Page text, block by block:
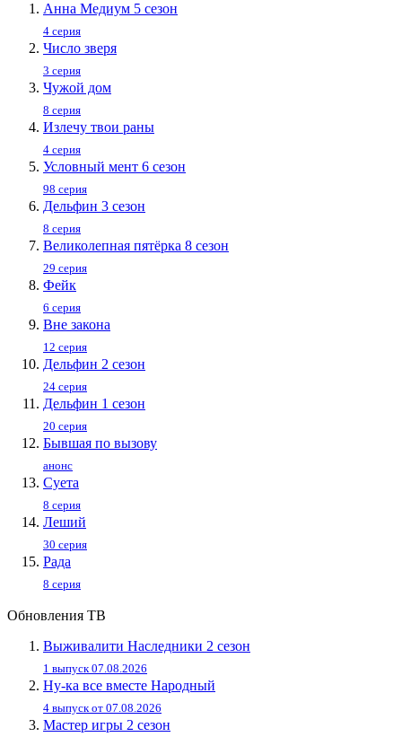
Анна Медиум 5 сезон
4 серия
Число зверя
3 серия
Чужой дом
8 серия
Излечу твои раны
4 серия
Условный мент 6 сезон
98 серия
Дельфин 3 сезон
8 серия
Великолепная пятёрка 8 сезон
29 серия
Фейк
6 серия
Вне закона
12 серия
Дельфин 2 сезон
24 серия
Дельфин 1 сезон
20 серия
Бывшая по вызову
анонс
Суета
8 серия
Леший
30 серия
Рада
8 серия
Обновления ТВ
Выживалити Наследники 2 сезон
1 выпуск 07.08.2026
Ну-ка все вместе Народный
4 выпуск от 07.08.2026
Мастер игры 2 сезон